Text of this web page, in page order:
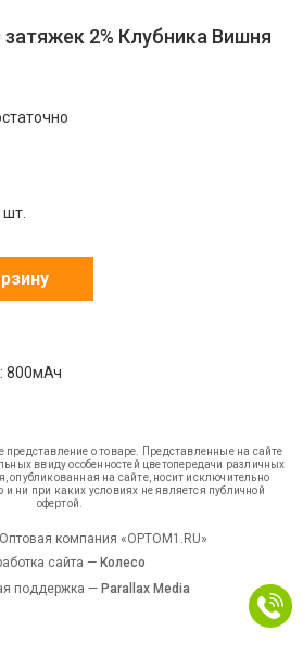
затяжек 2% Клубника Вишня
шт.
800мАч
о товаре. Представленные на сайте
ввиду особенностей цветопередачи различных
опубликованная на сайте, носит исключительно
ни при каких условиях не является публичной
офертой.
компания «OPTOM1.RU»
сайта — Колесо
поддержка — Parallax Media